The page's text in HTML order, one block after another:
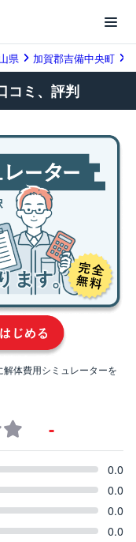
県 加賀郡吉備中央町
コミ、評判
体費用シミュレーターを
-
0.0
0.0
0.0
0.0